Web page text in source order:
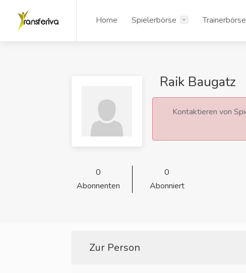
Home Spielerbörse Trainerbörse
Raik Baugatz
Kontaktieren von
0
Abonnenten
0
Abonniert
Zur Person